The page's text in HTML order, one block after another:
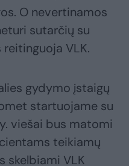
O nevertinamos
sutarčių su
VLK.
gydymo įstaigų
startuojame su
viešai bus matomi
teikiamų
skelbiami VLK